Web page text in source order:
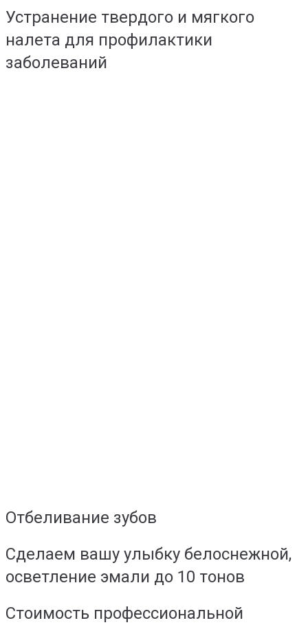
Устранение твердого и мягкого
налета для профилактики
заболеваний
Отбеливание зубов
Сделаем вашу улыбку белоснежной,
осветление эмали до 10 тонов
Стоимость профессиональной